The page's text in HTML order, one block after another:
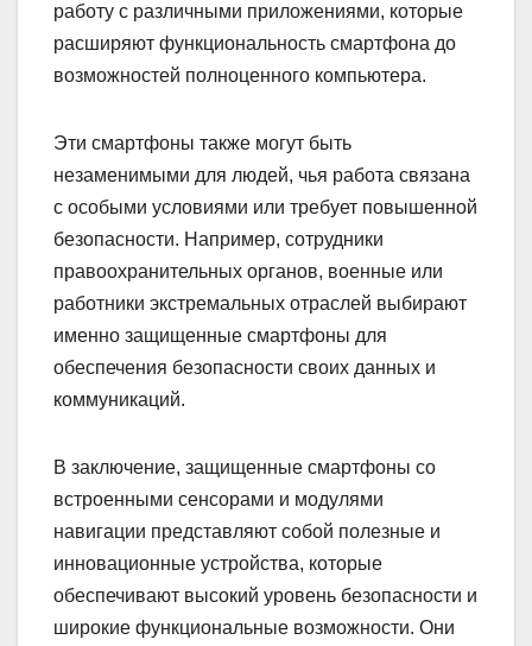
работу с различными приложениями, которые
расширяют функциональность смартфона до
возможностей полноценного компьютера.
Эти смартфоны также могут быть
незаменимыми для людей, чья работа связана
с особыми условиями или требует повышенной
безопасности. Например, сотрудники
правоохранительных органов, военные или
работники экстремальных отраслей выбирают
именно защищенные смартфоны для
обеспечения безопасности своих данных и
коммуникаций.
В заключение, защищенные смартфоны со
встроенными сенсорами и модулями
навигации представляют собой полезные и
инновационные устройства, которые
обеспечивают высокий уровень безопасности и
широкие функциональные возможности. Они